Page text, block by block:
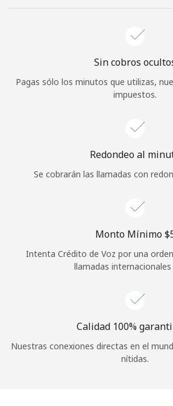
Iniciar Sesión
Continuar con
Sin cobros
Pagas sólo los minutos que utilizas,
impuestos.
Redondeo al
Se cobrarán las llamadas con
Monto Mínimo
Intenta Crédito de Voz por una
llamadas internacionales
Calidad 100%
Nuestras conexiones directas en el
nítidas.